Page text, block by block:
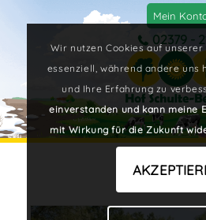
Mein
02379 -
Wir nutzen Cookies auf
essenziell, während andere uns
und Ihre Erfahrung zu
einverstanden und kann meine
mit Wirkung für die Zukunft